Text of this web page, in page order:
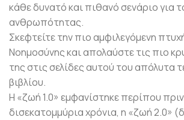
κάθε δυνατό και πιθανό σενάριο για
ανθρωπότητας.
Σκεφτείτε την πιο αμφιλεγόμενη
Νοημοσύνης και απολαύστε τις πιο
της στις σελίδες αυτού του απόλυτα
βιβλίου.
Η «ζωή 1.0» εμφανίστηκε περίπου
δισεκατομμύρια χρόνια, η «ζωή 2.0»